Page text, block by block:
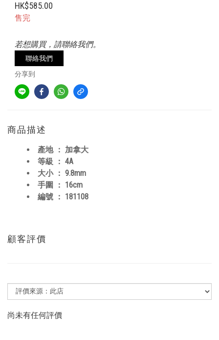
HK$585.00
售完
若想購買，請聯絡我們。
聯絡我們
分享到
商品描述
產地 ： 加拿大
等級 ： 4A
大小 ： 9.8mm
手圍 ： 16cm
編號 ： 181108
顧客評價
尚未有任何評價